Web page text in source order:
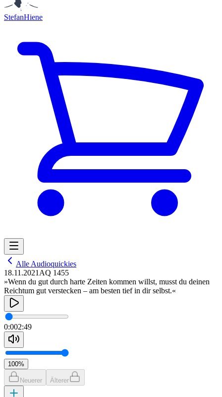
StefanHiene
Alle Audioquickies
18.11.2021 AQ 1455
»Wenn du gut durch harte Zeiten kommen willst, musst du deinen
Reichtum gut verstecken – am besten tief in dir selbst.«
0:002:49
100%
Neuerer Älterer